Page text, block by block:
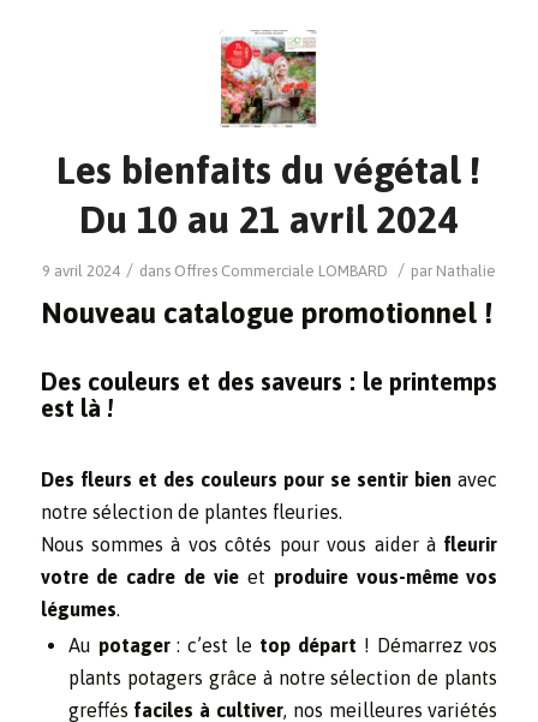
Les bienfaits du végétal !
Du 10 au 21 avril 2024
9 avril 2024 / dans Offres Commerciale LOMBARD / par Nathalie
Nouveau catalogue promotionnel !
Des couleurs et des saveurs : le printemps
est là !
Des fleurs et des couleurs pour se sentir bien avec
notre sélection de plantes fleuries.
Nous sommes à vos côtés pour vous aider à fleurir
votre de cadre de vie et produire vous-même vos
légumes.
Au potager: c’est le top départ ! Démarrez vos
plants potagers grâce à notre sélection de plants
greffés faciles à cultiver, nos meilleures variétés